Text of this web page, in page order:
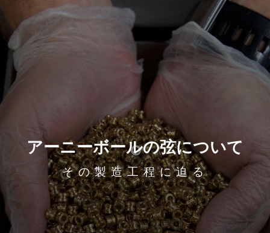
アーニーボールの弦について
その製造工程に迫る